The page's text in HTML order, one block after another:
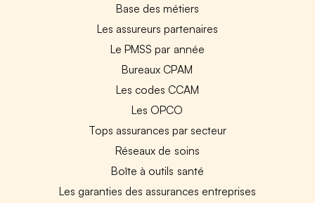
Base des métiers
Les assureurs partenaires
Le PMSS par année
Bureaux CPAM
Les codes CCAM
Les OPCO
Tops assurances par secteur
Réseaux de soins
Boîte à outils santé
Les garanties des assurances entreprises